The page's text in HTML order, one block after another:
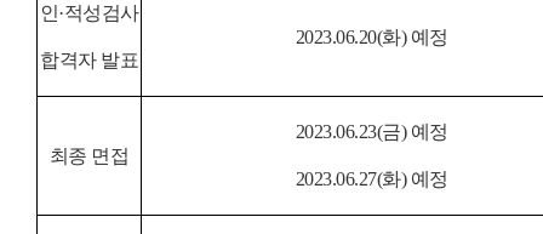
인·적성검사
합격자 발표
2023.06.20(화) 예정
최종 면접
2023.06.23(금) 예정
2023.06.27(화) 예정